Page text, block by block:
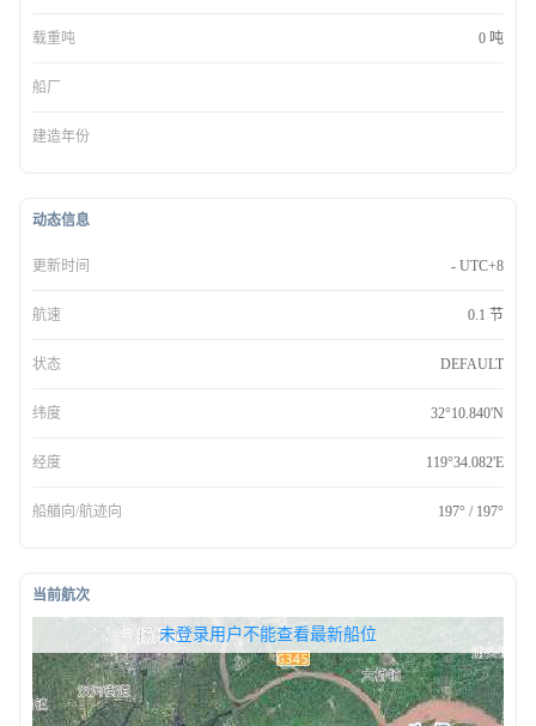
载重吨 0 吨
船厂
建造年份
动态信息
更新时间 - UTC+8
航速 0.1 节
状态 DEFAULT
纬度 32°10.840'N
经度 119°34.082'E
船艏向/航迹向 197° / 197°
当前航次
未登录用户不能查看最新船位
无权查看最新船位，请联系开通